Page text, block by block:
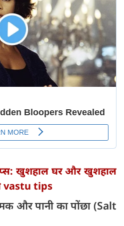
खुशहाल घर और खुशहाल
vastu tips
और पानी का पोंछा (Salt